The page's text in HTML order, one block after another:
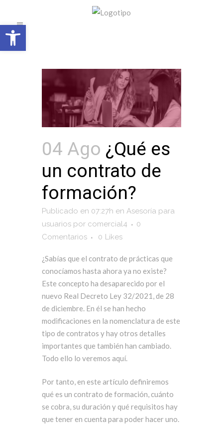
Open toolbar
04 Ago ¿Qué es
un contrato de
formación?
Publicado en 07:27h en Asesoría para
usuarios por comercial4
0
Comentarios
0 Likes
¿Sabías que el contrato de prácticas que
conocíamos hasta ahora ya no existe?
Este concepto ha desaparecido por el
nuevo Real Decreto Ley 32/2021, de 28
de diciembre. En él se han hecho
modificaciones en la nomenclatura de este
tipo de contratos y hay otros detalles
importantes que también han cambiado.
Todo ello lo veremos aquí.
Por tanto, en este artículo definiremos
qué es un contrato de formación, cuánto
se cobra, su duración y qué requisitos hay
que tener en cuenta para poder hacer uno.